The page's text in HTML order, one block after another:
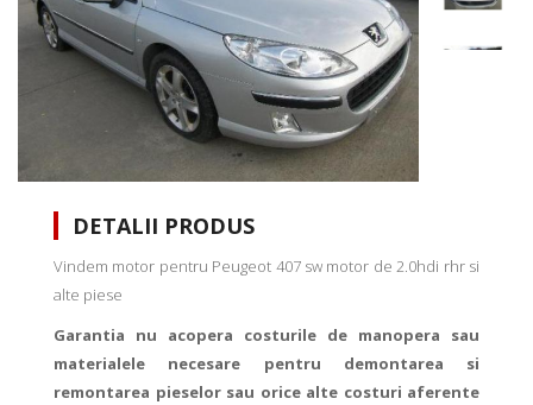
DETALII PRODUS
Vindem motor pentru Peugeot 407 sw motor de 2.0hdi rhr si
alte piese
Garantia nu acopera costurile de manopera sau
materialele necesare pentru demontarea si
remontarea pieselor sau orice alte costuri aferente